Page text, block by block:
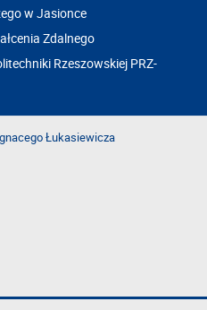
w Jasionce
Zdalnego
Rzeszowskiej PRZ-
Łukasiewicza